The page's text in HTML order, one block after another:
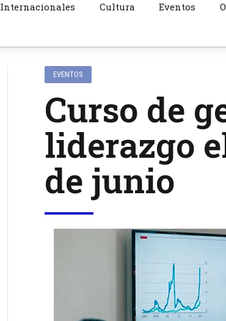
Internacionales Cultura Eventos
EVENTOS
Curso de
liderazgo
de junio